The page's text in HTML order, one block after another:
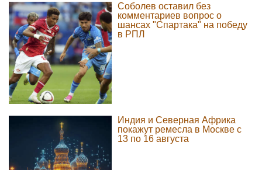
Соболев оставил без
комментариев вопрос о
шансах "Спартака" на победу
в РПЛ
Индия и Северная Африка
покажут ремесла в Москве с
13 по 16 августа